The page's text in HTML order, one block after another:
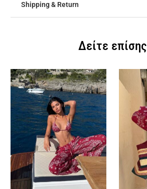
Shipping & Return
Δείτε επίσης